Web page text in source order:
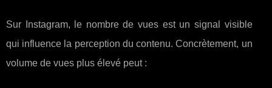
Sur Instagram, le nombre de vues est un signal visible
qui influence la perception du contenu. Concrètement, un
volume de vues plus élevé peut :